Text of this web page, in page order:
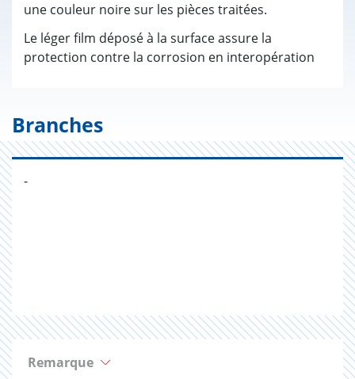
une couleur noire sur les pièces traitées.
Le léger film déposé à la surface assure la
protection contre la corrosion en interopération
Branches
-
Remarque